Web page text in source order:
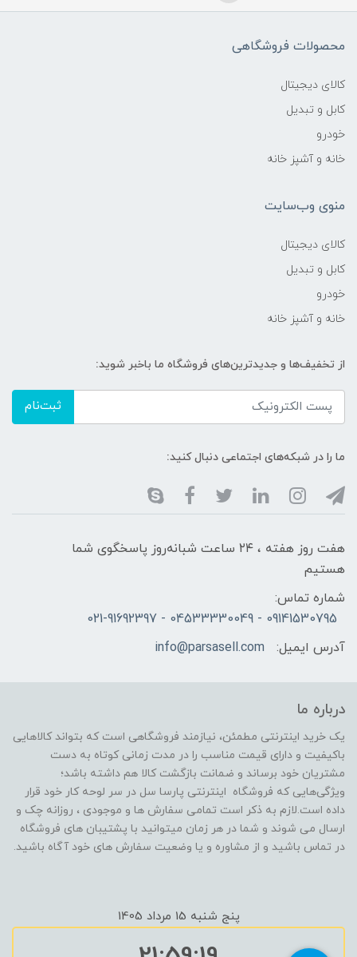
محصولات فروشگاهی
کالای دیجیتال
کابل و تبدیل
خودرو
خانه و آشپز خانه
منوی وب‌سایت
کالای دیجیتال
کابل و تبدیل
خودرو
خانه و آشپز خانه
از تخفیف‌ها و جدیدترین‌های فروشگاه ما باخبر شوید:
ثبت‌نام
ما را در شبکه‌های اجتماعی دنبال کنید:
هفت روز هفته ، ۲۴ ساعت شبانه‌روز پاسخگوی شما
هستیم
شماره تماس:
09141530795 - 04533330049 - 021-91692397
آدرس ایمیل:
info@parsasell.com
درباره ما
یک خرید اینترنتی مطمئن، نیازمند فروشگاهی است که بتواند کالاهایی
باکیفیت و دارای قیمت مناسب را در مدت زمانی کوتاه به دست
مشتریان خود برساند و ضمانت بازگشت کالا هم داشته باشد؛
ویژگی‌هایی که فروشگاه اینترنتی پارسا سل در سر لوحه کار خود قرار
داده است.لازم به ذکر است تمامی سفارش ها و موجودی ، روزانه چک و
ارسال می شوند و شما در هر زمان میتوانید با پشتیبان های فروشگاه
در تماس باشید و از مشاوره و یا وضعیت سفارش های خود آگاه باشید.
پنج شنبه 15 مرداد 1405